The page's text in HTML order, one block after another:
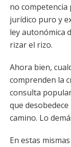
no competencia
jurídico puro y
ley autonómica
rizar el rizo.
Ahora bien,
comprenden la
consulta
que
camino. Lo
En estas